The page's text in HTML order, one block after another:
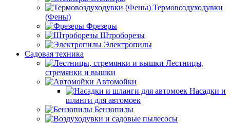
Термовоздуходувки
(Фены)
Фрезеры
Штроборезы
Электропилы
Садовая техника
Лестницы,
стремянки и вышки
Автомойки
Насадки и
шланги для автомоек
Бензопилы